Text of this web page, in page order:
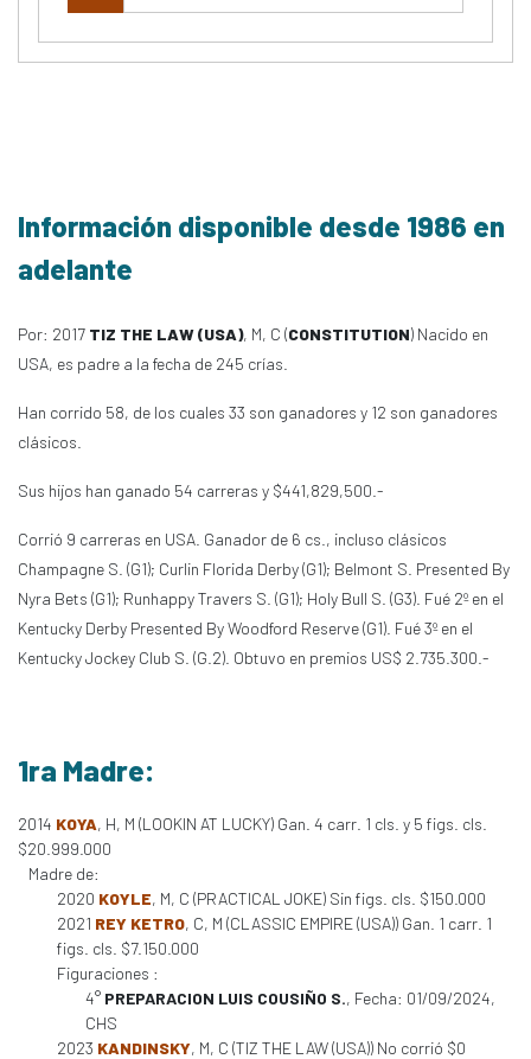
Información disponible desde 1986 en
adelante
Por: 2017 TIZ THE LAW (USA), M, C (CONSTITUTION) Nacido en
USA, es padre a la fecha de 245 crías.
Han corrido 58, de los cuales 33 son ganadores y 12 son ganadores
clásicos.
Sus hijos han ganado 54 carreras y $441,829,500.-
Corrió 9 carreras en USA. Ganador de 6 cs., incluso clásicos
Champagne S. (G1); Curlin Florida Derby (G1); Belmont S. Presented By
Nyra Bets (G1); Runhappy Travers S. (G1); Holy Bull S. (G3). Fué 2º en el
Kentucky Derby Presented By Woodford Reserve (G1). Fué 3º en el
Kentucky Jockey Club S. (G.2). Obtuvo en premios US$ 2.735.300.-
1ra Madre:
2014 KOYA, H, M (LOOKIN AT LUCKY) Gan. 4 carr. 1 cls. y 5 figs. cls.
$20.999.000
Madre de:
2020 KOYLE, M, C (PRACTICAL JOKE) Sin figs. cls. $150.000
2021 REY KETRO, C, M (CLASSIC EMPIRE (USA)) Gan. 1 carr. 1
figs. cls. $7.150.000
Figuraciones :
4° PREPARACION LUIS COUSIÑO S., Fecha: 01/09/2024,
CHS
2023 KANDINSKY, M, C (TIZ THE LAW (USA)) No corrió $0